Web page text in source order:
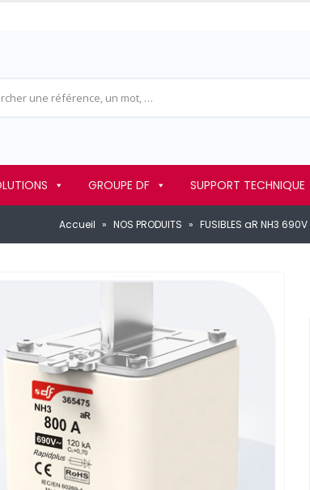
GROUPE DF SUPPORT TECHNIQUE
Accueil » NOS PRODUITS » FUSIBLES aR NH3 690V